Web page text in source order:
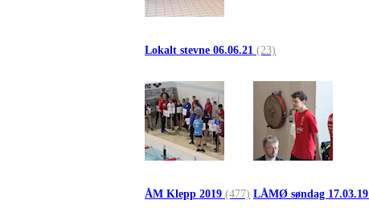
Lokalt stevne 06.06.21 (23)
ÅM Klepp 2019 (477) LÅMØ søndag 17.03.19